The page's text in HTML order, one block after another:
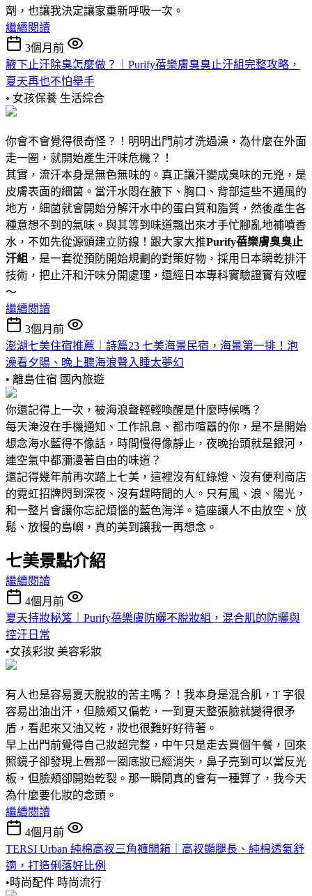
劑，也讓我決定讓家重新呼吸一次。
繼續閱讀
3個月前
腋下止汗除臭怎麼做？｜Purify蓓樂膚臭臭止汗組完整攻略，
夏天再也不怕舉手
• 女孩保養 生活綜合
你會不會覺得很奇怪？！明明出門前才洗過澡，為什麼在外面
走一圈，就開始產生汗味危機？！
其實，流汗本身是無色無味的。真正讓汗變成臭味的元兇，是
皮膚表面的細菌。當汗水悶在腋下、胸口、背部這些不通風的
地方，細菌就會開始分解汗水中的蛋白質和脂質，然後產生各
種意想不到的氣味。與其等到味道飄出來才手忙腳亂地補噴香
水，不如先從源頭建立防線！跟大家大推Purify蓓樂膚臭臭止
汗組 ，是一套從預防開始規劃的對策好物，採用日本瞬乾排汗
技術，把止汗和汗味分開處理，還經日本專科實驗證實有效喔
～
繼續閱讀
3個月前
澎湖七美住宿推薦｜詩篇23 七美海景民宿，海景第一排！泡
澡看夕陽、晚上聽海浪聲入睡太夢幻
• 離島住宿 國內旅遊
你還記得上一次，被海浪聲輕輕喚醒是什麼時候嗎？
每天淹沒在手機通知、工作訊息、都市喧囂的你，是不是開始
想念海水藍得不像話，時間慢得像靜止，夜晚抬頭就是銀河，
連空氣中都瀰漫著自由的味道？
還記得幾年前再次踏上七美，這裡沒有紅綠燈、沒有便利商店
的霓虹招牌閃到深夜、沒有趕時間的人。只有風、浪、陽光，
和一整片會讓你忘記煩惱的藍色海洋。這座讓人不由放空、放
鬆、放慢的島嶼，真的美到讓我一再想念。
七美景點介紹
繼續閱讀
4個月前
夏天持妝秘笈｜Purify蓓樂膚防曬不脫妝組，混合肌的防曬與
控汗日常
•女孩彩妝 美容彩妝
有人也是容易夏天脫妝的苦主嗎？！我本身是混合肌，T 字很
容易出油出汗，但臉頰又偏乾，一到夏天整張臉就變得很矛
盾，看起來又油又乾，妝也很難好好待著。
早上出門前覺得自己妝超完整，中午只是走去買個午餐，回來
照鏡子卻發現上唇那一圈底妝已經消失，鼻子亮到可以當反光
板，但臉頰卻開始乾裂。那一瞬間真的會有一種算了，我今天
為什麼要化妝的念頭。
繼續閱讀
4個月前
TERSI Urban 純棉高衩三角褲開箱｜高衩顯腿長、純棉透氣舒
適，打造俐落好比例
•時尚配件 時尚流行